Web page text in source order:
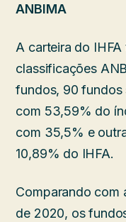
ANBIMA
A carteira do
classificações
fundos, 90 fundos
com 53,59% do
com 35,5% e
10,89% do IHFA.
Comparando com
de 2020, os